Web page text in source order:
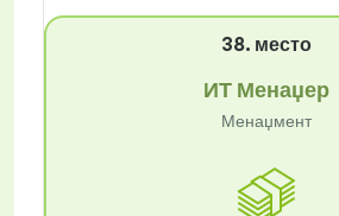
38. место
ИТ Менаџер
Менаџмент